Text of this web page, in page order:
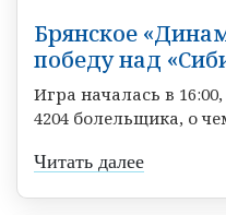
Брянское
победу над
Игра началась в
4204 болельщика, о
Читать далее